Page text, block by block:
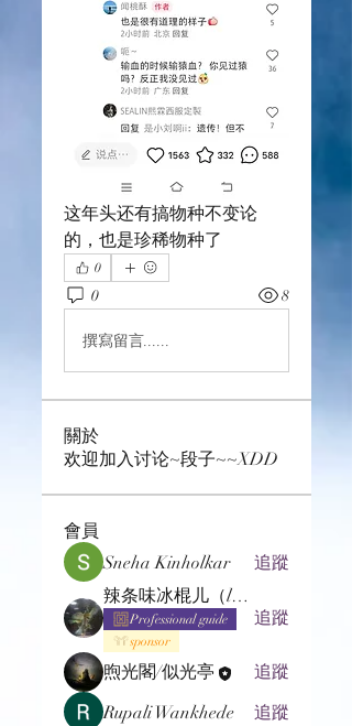
这年头还有搞物种不变论
的，也是珍稀物种了
0
0 8
撰寫留言......
關於
欢迎加入讨论~段子~~XDD
會員
Sneha Kinholkar
追蹤
辣条味冰棍儿（lof别玩了要氪金的）
Professional guide
sponsor
追蹤
煦光閣/似光亭
追蹤
Rupali Wankhede
追蹤